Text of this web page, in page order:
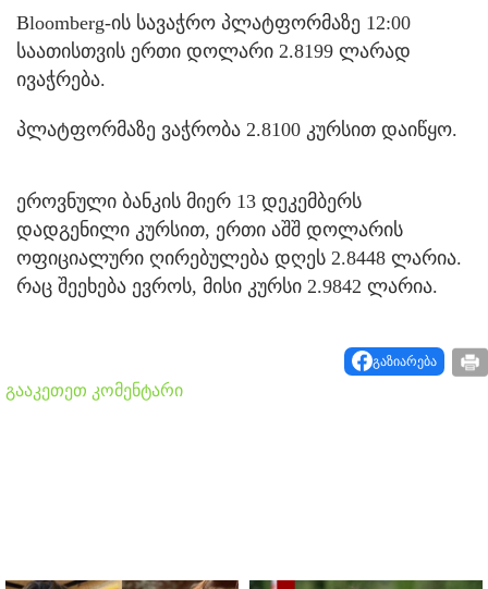
Bloomberg-ის სავაჭრო პლატფორმაზე 12:00
საათისთვის ერთი დოლარი 2.8199 ლარად
ივაჭრება.
პლატფორმაზე ვაჭრობა 2.8100 კურსით დაიწყო.
ეროვნული ბანკის მიერ 13 დეკემბერს
დადგენილი კურსით, ერთი აშშ დოლარის
ოფიციალური ღირებულება დღეს 2.8448 ლარია.
რაც შეეხება ევროს, მისი კურსი 2.9842 ლარია.
გაზიარება
გააკეთეთ კომენტარი